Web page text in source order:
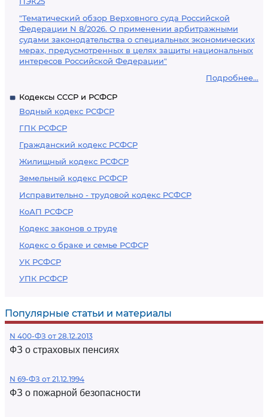
"Тематический обзор Верховного суда Российской
Федерации N 8/2026. О применении арбитражными
судами законодательства о специальных экономических
мерах, предусмотренных в целях защиты национальных
интересов Российской Федерации"
Подробнее...
Кодексы СССР и РСФСР
Водный кодекс РСФСР
ГПК РСФСР
Гражданский кодекс РСФСР
Жилищный кодекс РСФСР
Земельный кодекс РСФСР
Исправительно - трудовой кодекс РСФСР
КоАП РСФСР
Кодекс законов о труде
Кодекс о браке и семье РСФСР
УК РСФСР
УПК РСФСР
Популярные статьи и материалы
N 400-ФЗ от 28.12.2013
ФЗ о страховых пенсиях
N 69-ФЗ от 21.12.1994
ФЗ о пожарной безопасности